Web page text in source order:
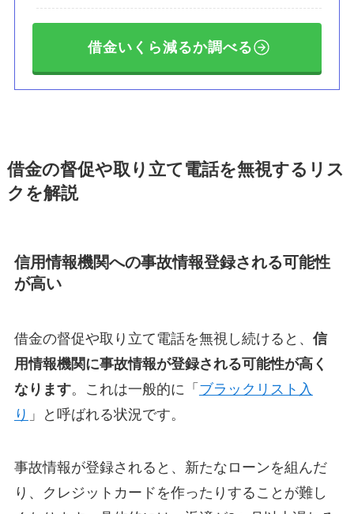
借金いくら減るか調べる
借金の督促や取り立て電話を無視するリス
クを解説
信用情報機関への事故情報登録される可能性
が高い
借金の督促や取り立て電話を無視し続けると、 信
用情報機関に事故情報が登録される可能性が高く
なります。これは一般的に「 ブラックリスト入
り 」と呼ばれる状況です。
事故情報が登録されると、新たなローンを組んだ
り、クレジットカードを作ったりすることが難し